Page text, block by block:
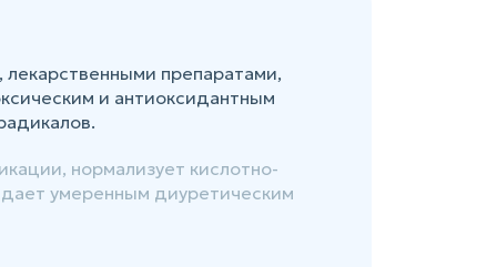
препаратами,
и антиоксидантным
нормализует кислотно-
умеренным диуретическим